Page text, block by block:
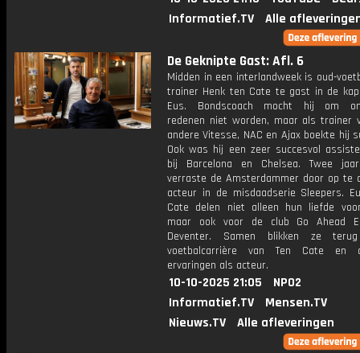
Informatief.TV
Alle
De Geknipte Gast: Afl. 6
Midden in een interlandweek is oud-
trainer Henk ten Cate te gast in de
Eus. Bondscoach mocht hij om
redenen niet worden, maar als trainer
andere Vitesse, NAC en Ajax boekte hij
Ook was hij een zeer succesvol
bij Barcelona en Chelsea. Twee
verraste de Amsterdammer door op te
acteur in de misdaadserie Sleepers.
Cate delen niet alleen hun liefde
maar ook voor de club Go Ahead
Deventer. Samen blikken ze
voetbalcarrière van Ten Cate en
ervaringen als acteur.
10-10-2025 21:05
NPO2
Informatief.TV
Mensen.TV
Nieuws.TV
Alle afleveringen